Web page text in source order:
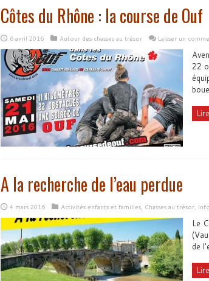
Côtes du Rhône : la course de Ouf
6 avril 2016 Autour des chasses au trésor Laisser un
22
A la recherche de l’eau perdue
4 mars 2016 Activités enfants et familles, Chasses au trésor,
Le
de